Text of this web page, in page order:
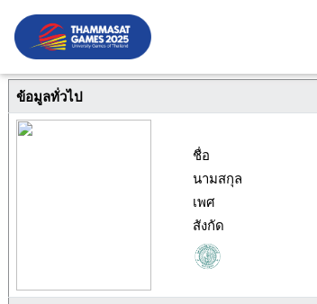
ข้อมูลทั่วไป
ชื่อ
นามสกุล
เพศ
สังกัด